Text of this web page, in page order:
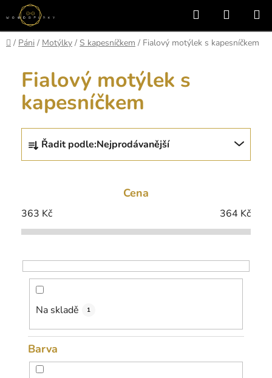
Přejít
na
obsah
Hledat
KOŠÍK
Domů
/ Páni / Motýlky / S kapesníčkem / Fialový motýlek s kapesníčkem
Fialový motýlek s
kapesníčkem
Ř
z
í
p
o
d
ů
Řadit podle:Nejprodávanější
Cena
363 Kč 364 Kč
Na skladě 1
Barva